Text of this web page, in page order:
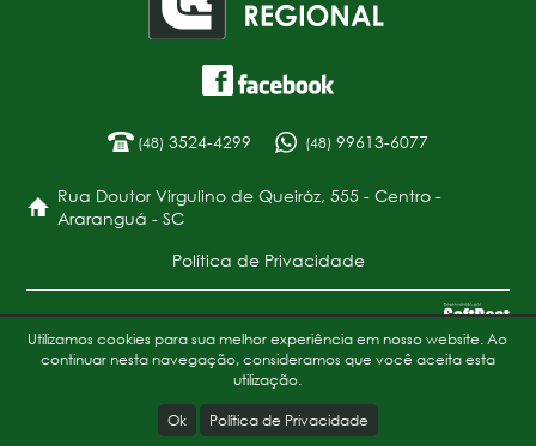
Utilizamos cookies para sua melhor experiência em nosso website. Ao
continuar nesta navegação, consideramos que você aceita esta
utilização.
Ok
Política de Privacidade
(48) 3524-4299 (48) 99613-6077
Rua Doutor Virgulino de Queiróz, 555 - Centro -
Araranguá - SC
Política de Privacidade
Copyright 2017 - Laboratório Regional